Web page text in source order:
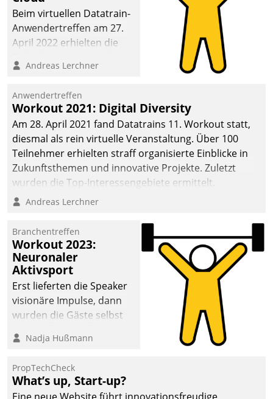
anspruchsvollen
Aufgaben und
abnehmendem
Beim virtuellen Datatrain-
Anwendertreffen am 27.
April 2022 erhielten die
Teilnehmer kurzweilige
Cloud-Strategien und -
Lösungen mit hohem
Zukunftspotenzial.
Andreas Lerchner
Anwendertreffen
Workout 2021: Digital Diversity
Am 28. April 2021 fand Datatrains 11. Workout statt,
diesmal als rein virtuelle Veranstaltung. Über 100
Teilnehmer erhielten straff organisierte Einblicke in
Zukunftsthemen und innovative Projekte. Zuletzt
wurden die Top-Interessengebiete ermittelt.
Andreas Lerchner
Branchentreffen
Workout 2023:
Neuronaler
Aktivsport
Erst lieferten die Speaker
visionäre Impulse, dann
wurden die Gäste selbst
methodisch
Quartier. Dazwischen
zeigte Datatrain, was es
Nadja Hußmann
PropTechCheck
What’s up, Start-up?